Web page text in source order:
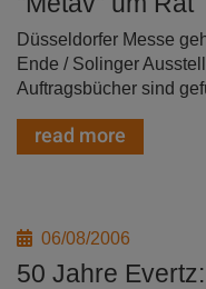
Düsseldorfer Messe
Ende / Solinger
Auftragsbücher sind
read more
06/08/2006
50 Jahre